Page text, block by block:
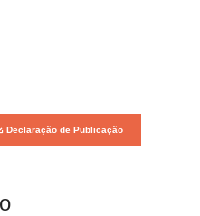
Declaração de Publicação